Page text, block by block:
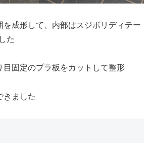
成形して、内部はスジボリディテー
た
固定のプラ板をカットして整形
ました